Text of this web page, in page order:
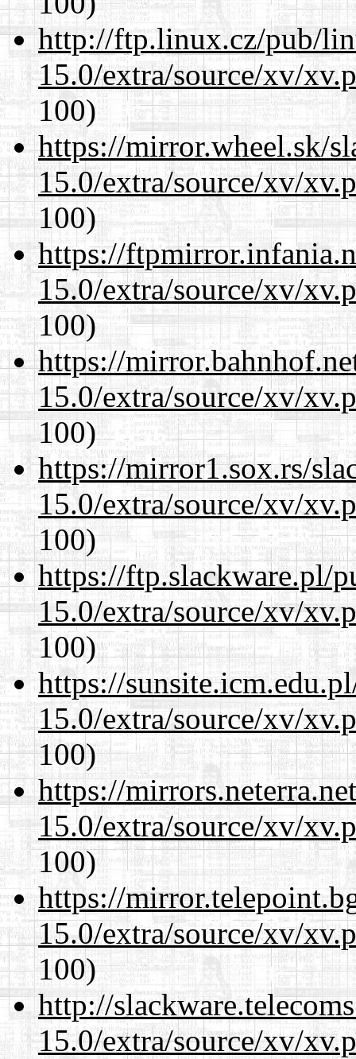
http://ftp.linux.cz/pub/
15.0/extra/source/xv/
100)
https://mirror.wheel.sk/
15.0/extra/source/xv/
100)
https://
15.0/extra/source/xv/
100)
https://
15.0/extra/source/xv/
100)
https://mirror1.sox.rs/
15.0/extra/source/xv/
100)
https://ftp.slackware.pl/
15.0/extra/source/xv/
100)
https://
15.0/extra/source/xv/
100)
https://
15.0/extra/source/xv/
100)
https://
15.0/extra/source/xv/
100)
http://
15.0/extra/source/xv/